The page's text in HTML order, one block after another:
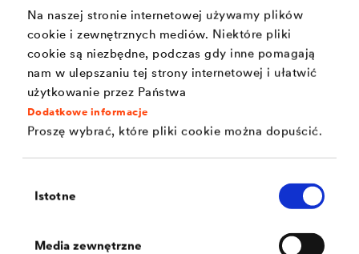
Na naszej stronie internetowej używamy plików
cookie i zewnętrznych mediów. Niektóre pliki
cookie są niezbędne, podczas gdy inne pomagają
nam w ulepszaniu tej strony internetowej i ułatwić
użytkowanie przez Państwa
Dodatkowe informacje
Proszę wybrać, które pliki cookie można dopuścić.
zgody
Istotne
Media zewnętrzne
izolacji obwodowej odbywa się bez perforacji
uszczelnienia. Oznacza to mniejsze straty
materiału oraz brak konieczności stosowania
tymczasowych konstrukcji pomocniczych do
mocowania mat.
Zastosowanie
Warunek wstępny: Obwodowe płyty termoizolacji